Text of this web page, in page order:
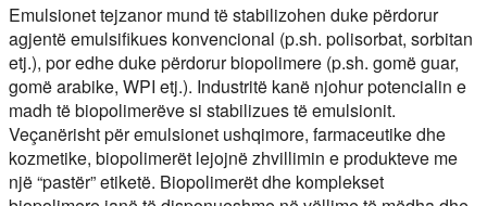
Emulsionet tejzanor mund të stabilizohen duke përdorur
agjentë emulsifikues konvencional (p.sh. polisorbat, sorbitan
etj.), por edhe duke përdorur biopolimere (p.sh. gomë guar,
gomë arabike, WPI etj.). Industritë kanë njohur potencialin e
madh të biopolimerëve si stabilizues të emulsionit.
Veçanërisht për emulsionet ushqimore, farmaceutike dhe
kozmetike, biopolimerët lejojnë zhvillimin e produkteve me
një “pastër” etiketë. Biopolimerët dhe komplekset